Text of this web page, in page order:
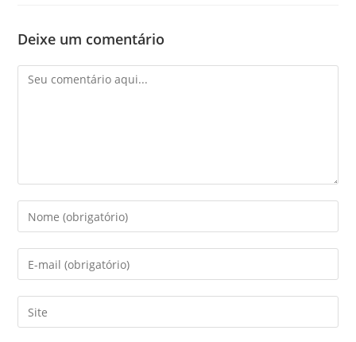
Deixe um comentário